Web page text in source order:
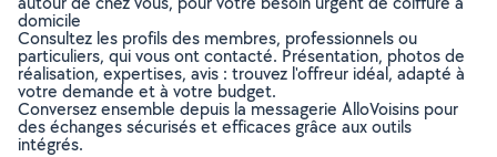
domicile
Consultez les profils des membres, professionnels ou
particuliers, qui vous ont contacté. Présentation, photos de
réalisation, expertises, avis : trouvez l'offreur idéal, adapté à
votre demande et à votre budget.
Conversez ensemble depuis la messagerie AlloVoisins pour
des échanges sécurisés et efficaces grâce aux outils
intégrés.